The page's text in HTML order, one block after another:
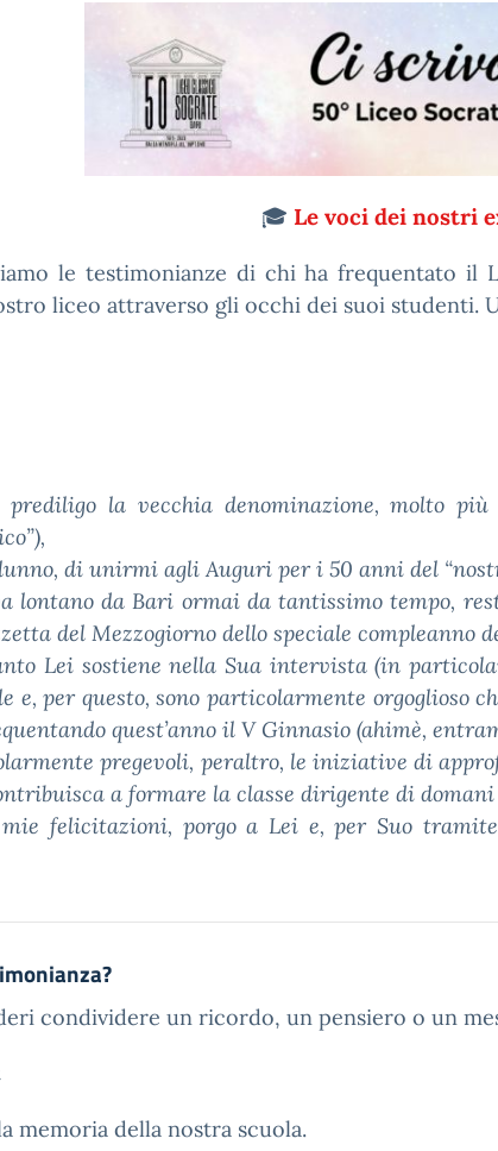
🎓 Le voci dei nostri
le testimonianze di chi ha frequentato
liceo attraverso gli occhi dei suoi studenti.
la vecchia denominazione, molto
di unirmi agli Auguri per i 50 anni del
lontano da Bari ormai da tantissimo tempo,
del Mezzogiorno dello speciale compleanno
Lei sostiene nella Sua intervista (in
e, per questo, sono particolarmente orgoglioso
quest’anno il V Ginnasio (ahimè,
pregevoli, peraltro, le iniziative di
a formare la classe dirigente di
felicitazioni, porgo a Lei e, per Suo
condividere un ricordo, un pensiero o un
memoria della nostra scuola.